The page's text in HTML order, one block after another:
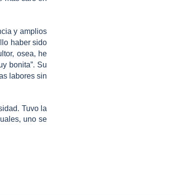
y amplios
haber sido
osea, he
bonita”. Su
labores sin
Tuvo la
uno se